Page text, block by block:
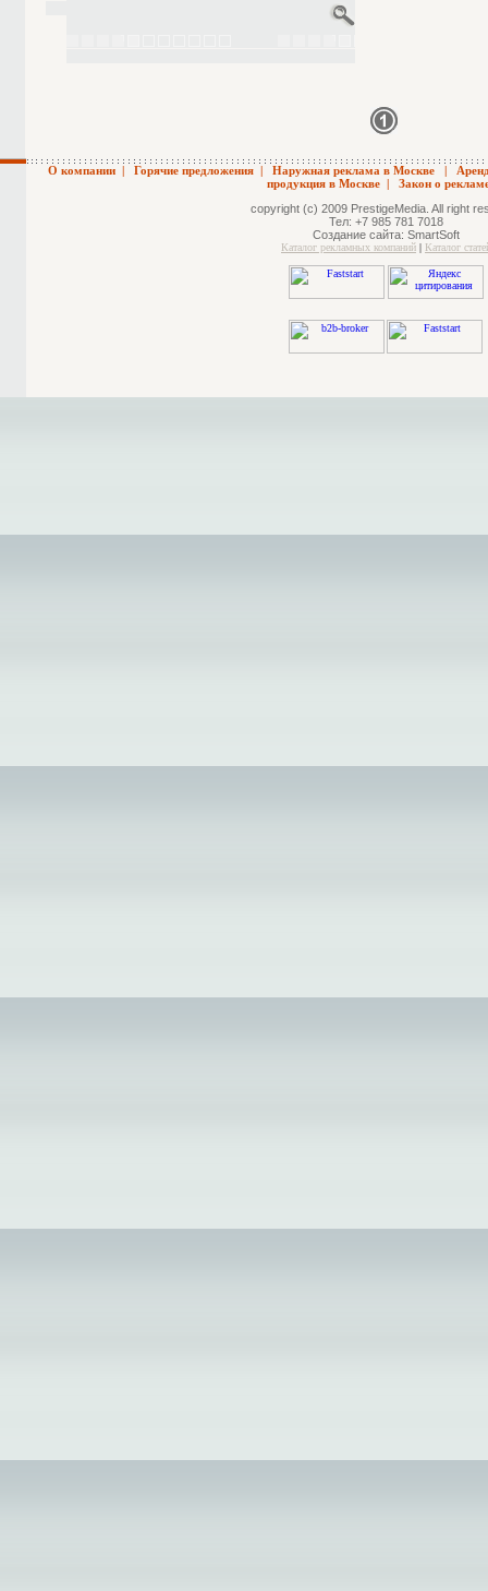
О компании | Горячие предложения | Наружная реклама в Москве |
продукция в Москве |
Закон о
copyright (c) 2009 PrestigeMedia. All right
Тел: +7 985 781 7018
Создание сайта: SmartSoft
Каталог рекламных компаний | Каталог